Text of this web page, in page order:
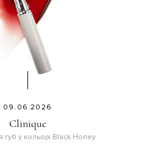
09.06.2026
Clinique
губ у кольорі Black Honey